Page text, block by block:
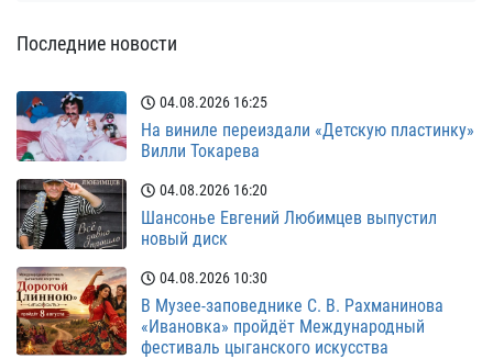
Последние новости
04.08.2026 16:25
На виниле переиздали «Детскую пластинку»
Вилли Токарева
04.08.2026 16:20
Шансонье Евгений Любимцев выпустил
новый диск
04.08.2026 10:30
В Музее-заповеднике С. В. Рахманинова
«Ивановка» пройдёт Международный
фестиваль цыганского искусства